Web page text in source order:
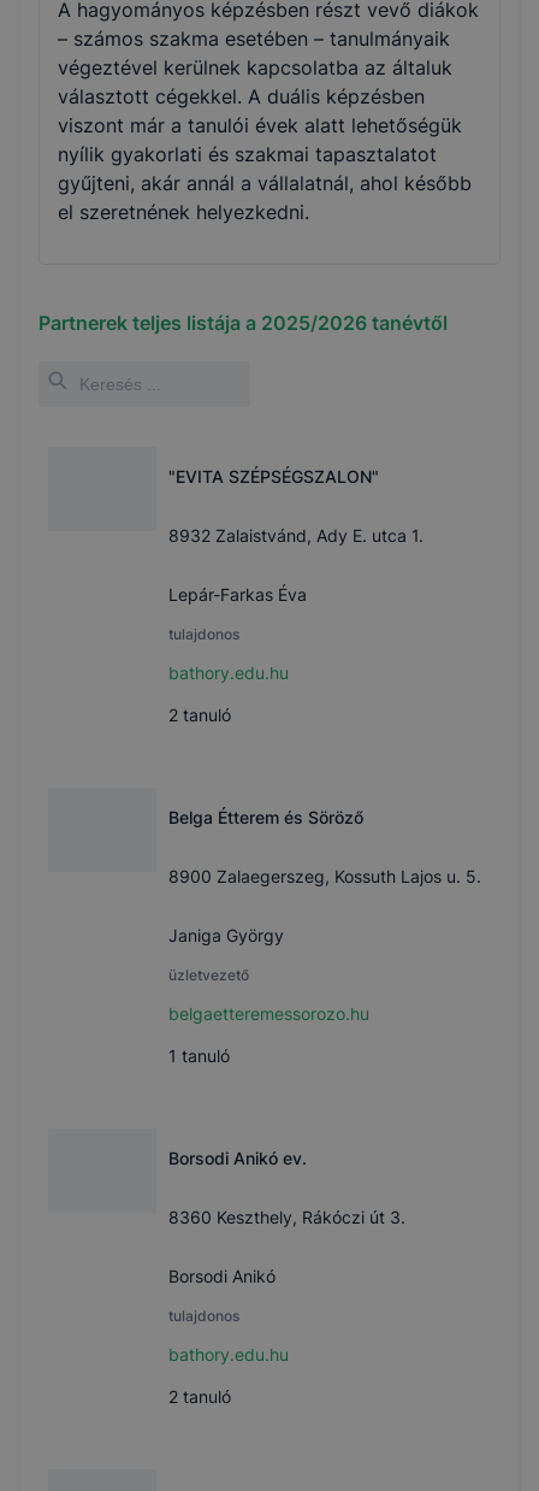
A hagyományos képzésben részt vevő diákok
– számos szakma esetében – tanulmányaik
végeztével kerülnek kapcsolatba az általuk
választott cégekkel. A duális képzésben
viszont már a tanulói évek alatt lehetőségük
nyílik gyakorlati és szakmai tapasztalatot
gyűjteni, akár annál a vállalatnál, ahol később
el szeretnének helyezkedni.
Partnerek teljes listája a 2025/2026 tanévtől
"EVITA SZÉPSÉGSZALON"
8932 Zalaistvánd, Ady E. utca 1.
Lepár-Farkas Éva
tulajdonos
bathory.edu.hu
2tanuló
Belga Étterem és Söröző
8900 Zalaegerszeg, Kossuth Lajos u. 5.
Janiga György
üzletvezető
belgaetteremessorozo.hu
1 tanuló
Borsodi Anikó ev.
8360 Keszthely, Rákóczi út 3.
Borsodi Anikó
tulajdonos
bathory.edu.hu
2tanuló